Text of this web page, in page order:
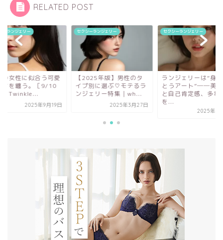
RELATED POST
ーランジェリー
年版】男性のタ
別に選ぶ♡モテるラ
ェリー特集｜wh...
2025年3月27日
セクシーランジェリー
ランジェリーは“身にま
とうアート”──美しさ
と自己肯定感、多幸感
セクシーランジェリー
大人の女性に似合う
らしさを纏う。［9/
新作］Twinkle...